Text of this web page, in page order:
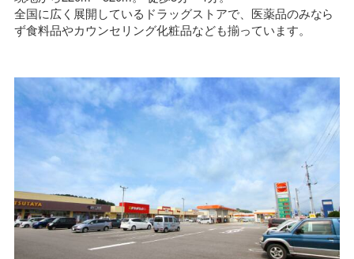
全国に広く展開しているドラッグストアで、医薬品のみなら
ず食料品やカウンセリング化粧品なども揃っています。